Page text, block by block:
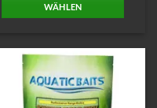
WÄHLEN
weist
mehrere
Varianten